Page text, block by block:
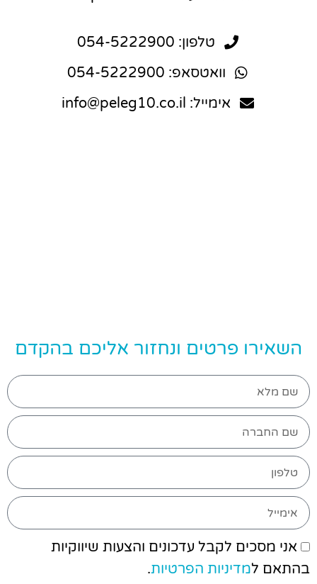
טלפון: 054-5222900
וואטסאפ: 054-5222900
אימייל: info@peleg10.co.il
השאירו פרטים ונחזור אליכם בהקדם
אני מסכים לקבל עדכונים והצעות שיווקיות
בהתאם למדיניות הפרטיות.